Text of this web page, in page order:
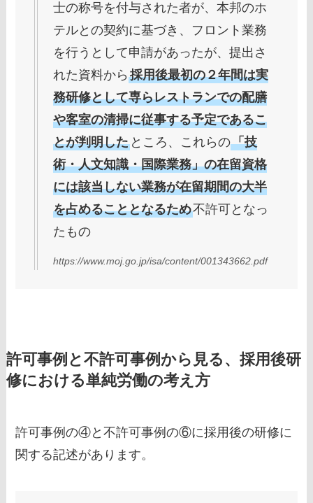
士の称号を付与された者が、本邦のホ
テルとの契約に基づき、フロント業務
を行うとして申請があったが、提出さ
れた資料から採用後最初の２年間は実
務研修として専らレストランでの配膳
や客室の清掃に従事する予定であるこ
とが判明した ところ、これらの「技
術・人文知識・国際業務」の在留資格
には該当しない業務が在留期間の大半
を占めることとなるため不許可となっ
たもの
https://www.moj.go.jp/isa/content/001343662.pdf
許可事例と不許可事例から見る、採用後研
修における単純労働の考え方
許可事例の④と不許可事例の⑥に採用後の研修に
関する記述があります。